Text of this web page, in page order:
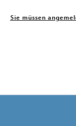
Sie müssen